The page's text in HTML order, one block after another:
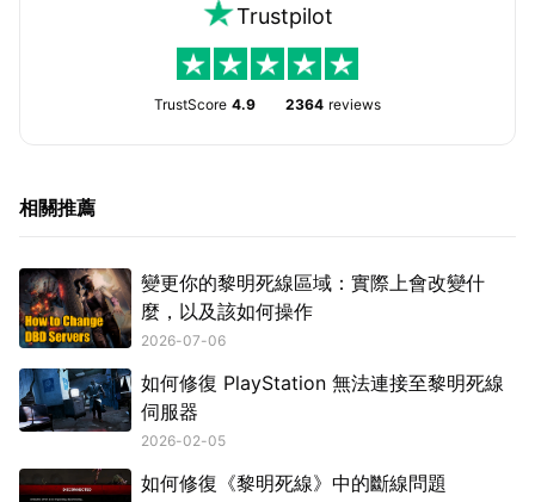
Trustpilot
TrustScore 4.9 2364 reviews
相關推薦
變更你的黎明死線區域：實際上會改變什
麼，以及該如何操作
2026-07-06
如何修復 PlayStation 無法連接至黎明死線
伺服器
2026-02-05
如何修復《黎明死線》中的斷線問題